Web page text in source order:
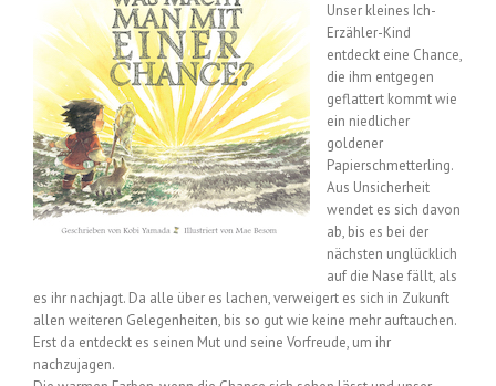
Unser kleines Ich-
Erzähler-Kind
entdeckt eine Chance,
die ihm entgegen
geflattert kommt wie
ein niedlicher
goldener
Papierschmetterling.
Aus Unsicherheit
wendet es sich davon
ab, bis es bei der
nächsten unglücklich
auf die Nase fällt, als
es ihr nachjagt. Da alle über es lachen, verweigert es sich in Zukunft
allen weiteren Gelegenheiten, bis so gut wie keine mehr auftauchen.
Erst da entdeckt es seinen Mut und seine Vorfreude, um ihr
nachzujagen.